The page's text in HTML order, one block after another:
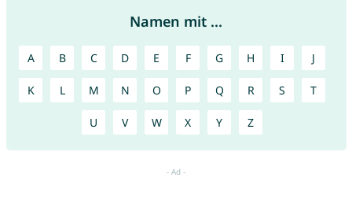
Namen mit ...
A B C D E F G H I J
K L M N O P Q R S T
U V W X Y Z